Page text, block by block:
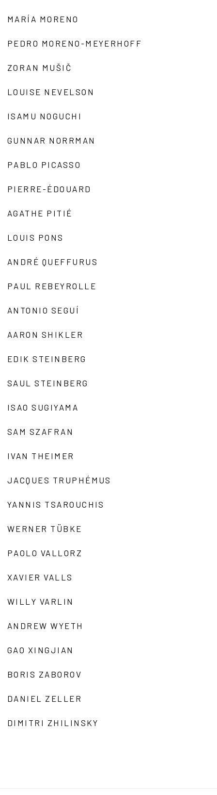
MARÍA MORENO
PEDRO MORENO-MEYERHOFF
ZORAN MUŠIČ
LOUISE NEVELSON
ISAMU NOGUCHI
GUNNAR NORRMAN
PABLO PICASSO
PIERRE-ÉDOUARD
AGATHE PITIÉ
LOUIS PONS
ANDRÉ QUEFFURUS
PAUL REBEYROLLE
ANTONIO SEGUÍ
AARON SHIKLER
EDIK STEINBERG
SAUL STEINBERG
ISAO SUGIYAMA
SAM SZAFRAN
IVAN THEIMER
JACQUES TRUPHÉMUS
YANNIS TSAROUCHIS
WERNER TÜBKE
PAOLO VALLORZ
XAVIER VALLS
WILLY VARLIN
ANDREW WYETH
GAO XINGJIAN
BORIS ZABOROV
DANIEL ZELLER
DIMITRI ZHILINSKY